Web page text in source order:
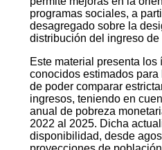
programas sociales, a
desagregado sobre la
distribución del ingreso
Este material presenta
conocidos estimados
de poder comparar
ingresos, teniendo en
anual de pobreza
2022 al 2025. Dicha
disponibilidad, desde